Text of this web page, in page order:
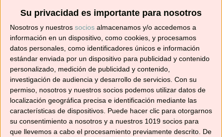
Su privacidad es importante para nosotros
Nosotros y nuestros socios almacenamos y/o accedemos a
información en un dispositivo, como cookies, y procesamos
datos personales, como identificadores únicos e información
estándar enviada por un dispositivo para publicidad y contenido
personalizado, medición de publicidad y contenido,
investigación de audiencia y desarrollo de servicios. Con su
permiso, nosotros y nuestros socios podemos utilizar datos de
localización geográfica precisa e identificación mediante las
características de dispositivos. Puede hacer clic para otorgarnos
su consentimiento a nosotros y a nuestros 1019 socios para
que llevemos a cabo el procesamiento previamente descrito. De
Suscríbete ahora para recibir todas las recetas
en tu correo.
¡No te pierdas ninguna! 👩‍🍳👨‍🍳
Dirección
de
correo
electrónico
Suscribir